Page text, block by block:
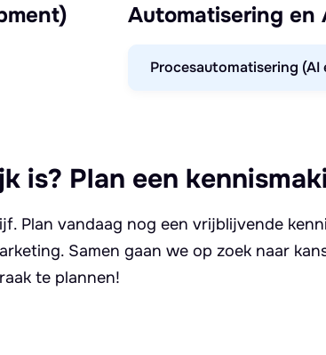
Automatisering en
Procesautomatisering (AI
is? Plan een
Plan vandaag nog een vrijblijvende
Samen gaan we op zoek naar
te plannen!